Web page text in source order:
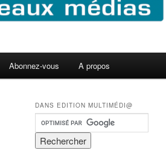
Abonnez-vous A propos
DANS EDITION MULTIMÉDI@